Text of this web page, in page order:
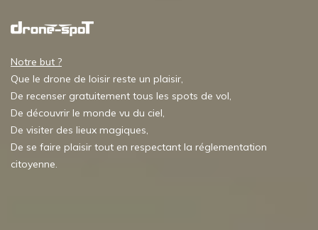
Notre but ?
Que le drone de loisir reste un plaisir,
De recenser gratuitement tous les spots de vol,
De découvrir le monde vu du ciel,
De visiter des lieux magiques,
De se faire plaisir tout en respectant la réglementation
citoyenne.